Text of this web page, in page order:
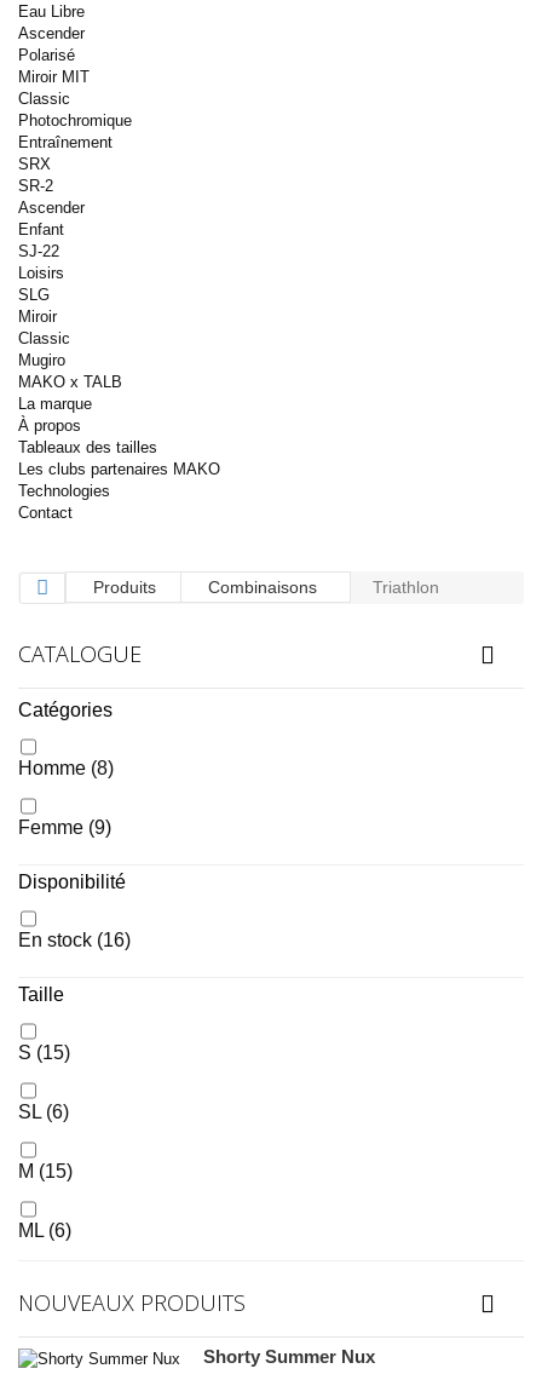
Eau Libre
Ascender
Polarisé
Miroir MIT
Classic
Photochromique
Entraînement
SRX
SR-2
Ascender
Enfant
SJ-22
Loisirs
SLG
Miroir
Classic
Mugiro
MAKO x TALB
La marque
À propos
Tableaux des tailles
Les clubs partenaires MAKO
Technologies
Contact
Produits Combinaisons Triathlon
CATALOGUE
Catégories
Homme (8)
Femme (9)
Disponibilité
En stock (16)
Taille
S (15)
SL (6)
M (15)
ML (6)
XL(12)
NOUVEAUX PRODUITS
Shorty Summer Nux